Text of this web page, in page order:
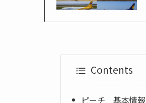
Contents
ピーチ 基本情報